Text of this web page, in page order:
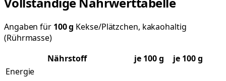
Angaben für 100g Kekse/Plätzchen, kakaohaltig
(Rührmasse)
Nährstoff
je 100g
je 100 g
Energie